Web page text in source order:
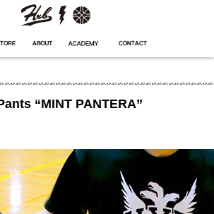
“MINT PANTERA”